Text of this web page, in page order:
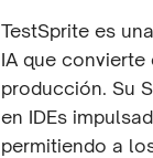
TestSprite es
IA que
producción. Su
en IDEs
permitiendo a